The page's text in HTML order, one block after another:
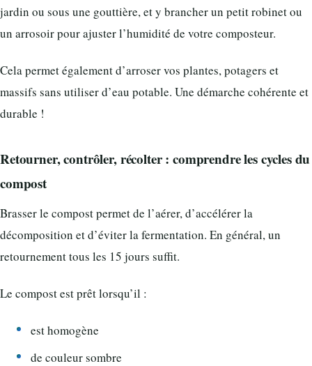
jardin ou sous une gouttière, et y brancher un petit robinet ou
un arrosoir pour ajuster l’humidité de votre composteur.
Cela permet également d’arroser vos plantes, potagers et
massifs sans utiliser d’eau potable. Une démarche cohérente et
durable !
Retourner, contrôler, récolter : comprendre les cycles du
compost
Brasser le compost permet de l’aérer, d’accélérer la
décomposition et d’éviter la fermentation. En général, un
retournement tous les 15 jours suffit.
Le compost est prêt lorsqu’il :
est homogène
de couleur sombre